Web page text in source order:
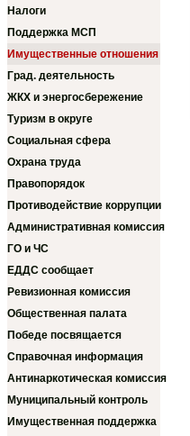
Налоги
Поддержка МСП
Имущественные отношения
Град. деятельность
ЖКХ и энергосбережение
Туризм в округе
Социальная сфера
Охрана труда
Правопорядок
Противодействие коррупции
Административная комиссия
ГО и ЧС
ЕДДС сообщает
Ревизионная комиссия
Общественная палата
Победе посвящается
Справочная информация
Антинаркотическая комиссия
Муниципальный контроль
Имущественная поддержка